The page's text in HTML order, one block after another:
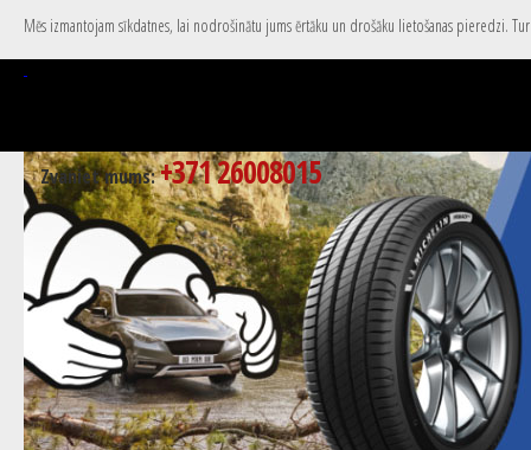
Mēs izmantojam sīkdatnes, lai nodrošinātu jums ērtāku un drošāku lietošanas pieredzi.
Zvaniet mums:+371 26008015